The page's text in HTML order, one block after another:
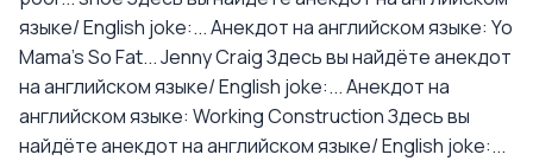
языке/ English joke:...Анекдот на английском языке: Yo
Mama's So Fat... Jenny CraigЗдесь вы найдёте анекдот
на английском языке/ English joke:...Анекдот на
английском языке: Working ConstructionЗдесь вы
найдёте анекдот на английском языке/ English joke:...